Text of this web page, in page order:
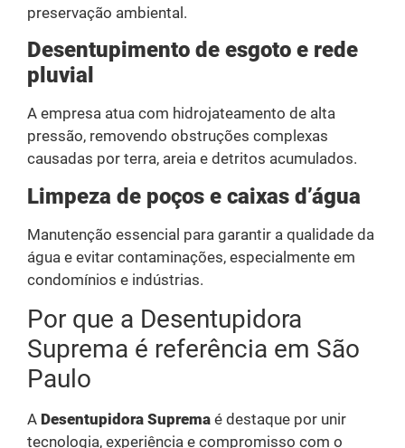
preservação ambiental.
Desentupimento de esgoto e rede
pluvial
A empresa atua com hidrojateamento de alta
pressão, removendo obstruções complexas
causadas por terra, areia e detritos acumulados.
Limpeza de poços e caixas d’água
Manutenção essencial para garantir a qualidade da
água e evitar contaminações, especialmente em
condomínios e indústrias.
Por que a Desentupidora
Suprema é referência em São
Paulo
A Desentupidora Suprema é destaque por unir
tecnologia, experiência e compromisso com o